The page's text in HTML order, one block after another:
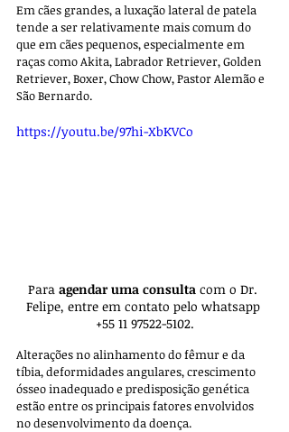
Em cães grandes, a luxação lateral de patela
tende a ser relativamente mais comum do
que em cães pequenos, especialmente em
raças como Akita, Labrador Retriever, Golden
Retriever, Boxer, Chow Chow, Pastor Alemão e
São Bernardo.
https://youtu.be/97hi-XbKVCo
Para agendar uma consulta com o Dr.
Felipe, entre em contato pelo whatsapp
+55 11 97522-5102.
Alterações no alinhamento do fêmur e da
tíbia, deformidades angulares, crescimento
ósseo inadequado e predisposição genética
estão entre os principais fatores envolvidos
no desenvolvimento da doença.